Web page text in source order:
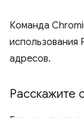
Команда
использования
адресов.
Расскажите